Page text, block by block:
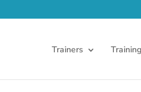
Trainers